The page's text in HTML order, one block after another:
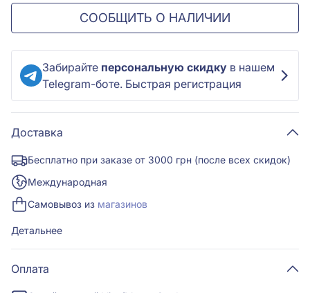
СООБЩИТЬ О НАЛИЧИИ
Забирайте персональную скидку в нашем
Telegram-боте. Быстрая регистрация
Доставка
Бесплатно при заказе от 3000 грн (после всех скидок)
Международная
Самовывоз из магазинов
Детальнее
Оплата